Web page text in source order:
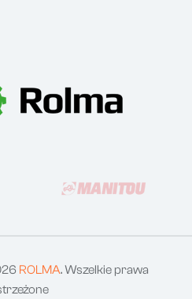
ROLMA. Wszelkie prawa